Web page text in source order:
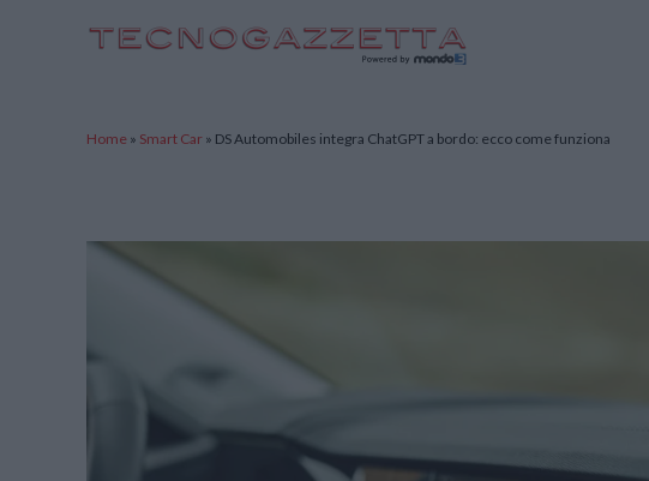
Home » Smart Car » DS Automobiles integra ChatGPT a bordo: ecco come funziona